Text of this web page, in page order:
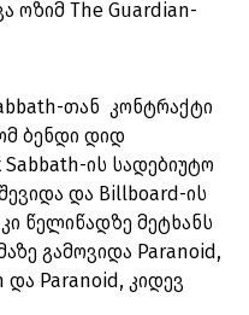
ოზიმ The Guardian-
თან კონტრაქტი
ბენდი დიდ
ის სადებიუტო
და Billboard-ის
წელიწადზე მეტხანს
გამოვიდა Paranoid,
Paranoid, კიდევ